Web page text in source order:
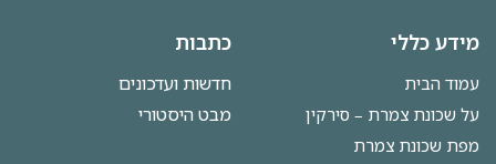
מידע כללי
עמוד הבית
על שכונת צמרת – סירקין
מפת שכונת צמרת
כתבות
חדשות ועדכונים
מבט היסטורי